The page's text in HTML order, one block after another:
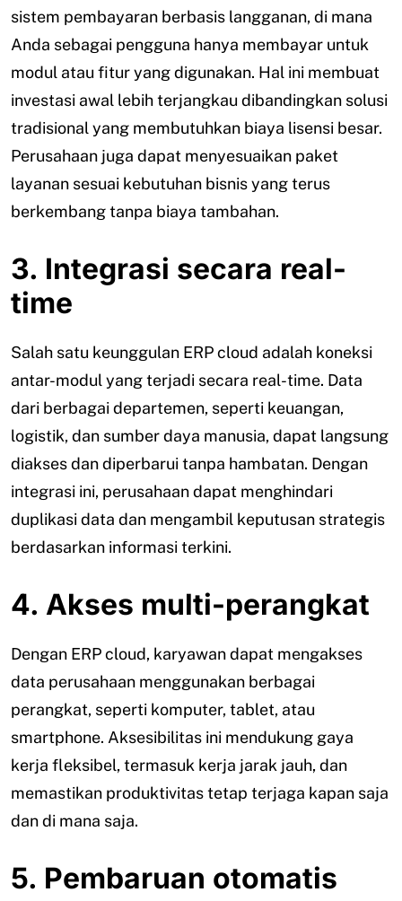
sistem pembayaran berbasis langganan, di mana
Anda sebagai pengguna hanya membayar untuk
modul atau fitur yang digunakan. Hal ini membuat
investasi awal lebih terjangkau dibandingkan solusi
tradisional yang membutuhkan biaya lisensi besar.
Perusahaan juga dapat menyesuaikan paket
layanan sesuai kebutuhan bisnis yang terus
berkembang tanpa biaya tambahan.
3. Integrasi secara real-
time
Salah satu keunggulan ERP cloud adalah koneksi
antar-modul yang terjadi secara real-time. Data
dari berbagai departemen, seperti keuangan,
logistik, dan sumber daya manusia, dapat langsung
diakses dan diperbarui tanpa hambatan. Dengan
integrasi ini, perusahaan dapat menghindari
duplikasi data dan mengambil keputusan strategis
berdasarkan informasi terkini.
4. Akses multi-perangkat
Dengan ERP cloud, karyawan dapat mengakses
data perusahaan menggunakan berbagai
perangkat, seperti komputer, tablet, atau
smartphone. Aksesibilitas ini mendukung gaya
kerja fleksibel, termasuk kerja jarak jauh, dan
memastikan produktivitas tetap terjaga kapan saja
dan di mana saja.
5. Pembaruan otomatis